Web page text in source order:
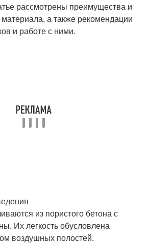
рассмотрены преимущества и
материала, а также рекомендации
и работе с ними.
из пористого бетона с
Их легкость обусловлена
воздушных полостей.